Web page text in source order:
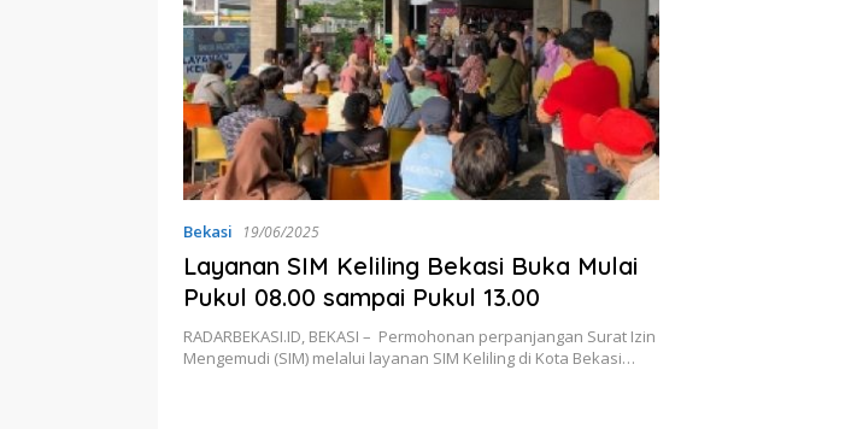
Bekasi 19/06/2025
Layanan SIM Keliling Bekasi Buka Mulai
Pukul 08.00 sampai Pukul 13.00
RADARBEKASI.ID, BEKASI – Permohonan perpanjangan Surat Izin
Mengemudi (SIM) melalui layanan SIM Keliling di Kota Bekasi…